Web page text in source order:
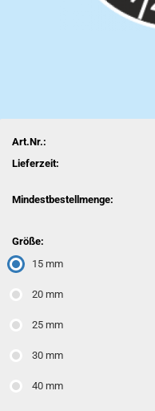
Art.Nr.:
Lieferzeit:
Mindestbestellmenge:
Größe:
15 mm
20 mm
25 mm
30 mm
40 mm